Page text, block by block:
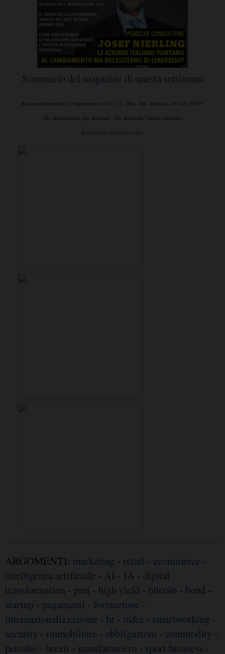
Sommario del magazine di questa settimana
BusinessCommunity.it - Supplemento a G.C. e t. - Reg. Trib. Milano n. 431 del 19/7/97
Dir. Responsabile Gigi Beltrame - Dir. Editoriale Claudio Gandolfo
Politica della Privacy e cookie
ARGOMENTI: marketing - retail - ecommerce -
intelligenza artificiale - AI - IA - digital
transformation - pmi - high yield - bitcoin - bond -
startup - pagamenti - formazione -
internazionalizzazione - hr - m&a - smartworking -
security - immobiliare - obbligazioni - commodity -
petrolio - brexit - manifatturiero - sport business -